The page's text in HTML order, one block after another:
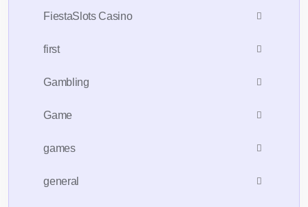
FiestaSlots Casino
first
Gambling
Game
games
general